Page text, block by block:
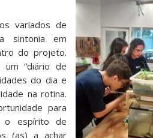
variados de
sintonia em
do projeto.
um “diário de
do dia e
na rotina.
para
o espírito de
(as) a achar